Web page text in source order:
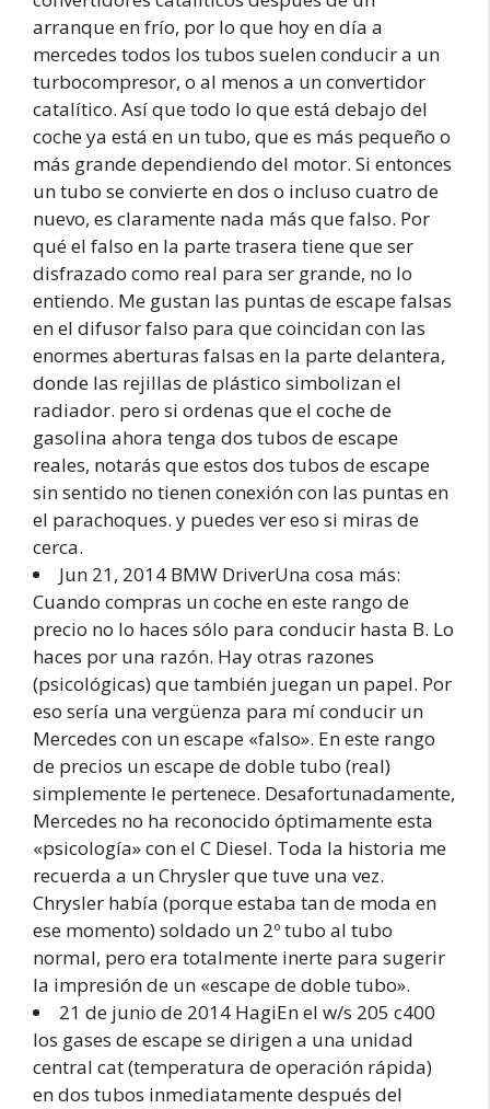
arranque en frío, por lo que hoy en día a
mercedes todos los tubos suelen conducir a un
turbocompresor, o al menos a un convertidor
catalítico. Así que todo lo que está debajo del
coche ya está en un tubo, que es más pequeño o
más grande dependiendo del motor. Si entonces
un tubo se convierte en dos o incluso cuatro de
nuevo, es claramente nada más que falso. Por
qué el falso en la parte trasera tiene que ser
disfrazado como real para ser grande, no lo
entiendo. Me gustan las puntas de escape falsas
en el difusor falso para que coincidan con las
enormes aberturas falsas en la parte delantera,
donde las rejillas de plástico simbolizan el
radiador. pero si ordenas que el coche de
gasolina ahora tenga dos tubos de escape
reales, notarás que estos dos tubos de escape
sin sentido no tienen conexión con las puntas en
el parachoques. y puedes ver eso si miras de
cerca.
Jun 21, 2014 BMW DriverUna cosa más:
Cuando compras un coche en este rango de
precio no lo haces sólo para conducir hasta B. Lo
haces por una razón. Hay otras razones
(psicológicas) que también juegan un papel. Por
eso sería una vergüenza para mí conducir un
Mercedes con un escape «falso». En este rango
de precios un escape de doble tubo (real)
simplemente le pertenece. Desafortunadamente,
Mercedes no ha reconocido óptimamente esta
«psicología» con el C Diesel. Toda la historia me
recuerda a un Chrysler que tuve una vez.
Chrysler había (porque estaba tan de moda en
ese momento) soldado un 2º tubo al tubo
normal, pero era totalmente inerte para sugerir
la impresión de un «escape de doble tubo».
21 de junio de 2014 HagiEn el w/s 205 c400
los gases de escape se dirigen a una unidad
central cat (temperatura de operación rápida)
en dos tubos inmediatamente después del